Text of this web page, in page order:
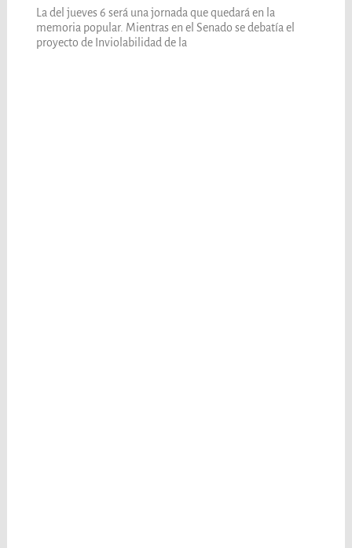
La del jueves 6 será una jornada que quedará en la
memoria popular. Mientras en el Senado se debatía el
proyecto de Inviolabilidad de la